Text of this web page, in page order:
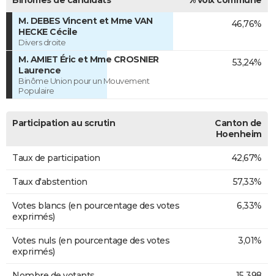
M. DEBES Vincent et Mme VAN
HECKE Cécile
Divers droite
46,76%
M. AMIET Éric et Mme CROSNIER
Laurence
Binôme Union pour un Mouvement
Populaire
53,24%
Participation au scrutin
Canton de
Hoenheim
Taux de participation 42,67%
Taux d'abstention 57,33%
Votes blancs (en pourcentage des votes
exprimés)
6,33%
Votes nuls (en pourcentage des votes
exprimés)
3,01%